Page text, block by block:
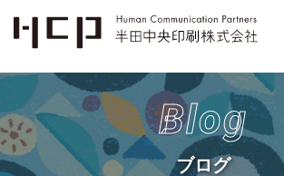
Blog
ブログ